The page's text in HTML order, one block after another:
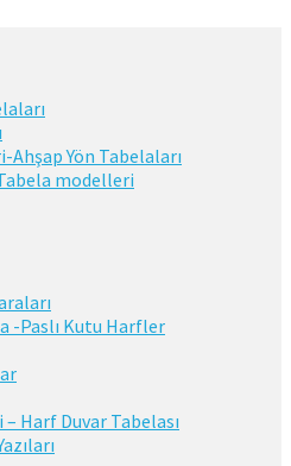
Yön Tabelaları
modelleri
-Paslı Kutu Harfler
Harf Duvar Tabelası